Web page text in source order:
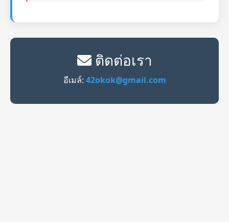
ติดต่อเรา
อีเมล์: 42okok@gmail.com